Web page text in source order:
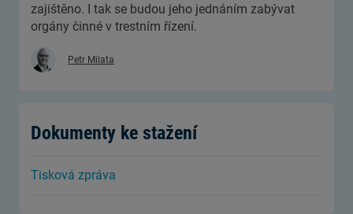
zajištěno. I tak se budou jeho jednáním zabývat
orgány činné v trestním řízení.
Petr Milata
Dokumenty ke stažení
Tisková zpráva